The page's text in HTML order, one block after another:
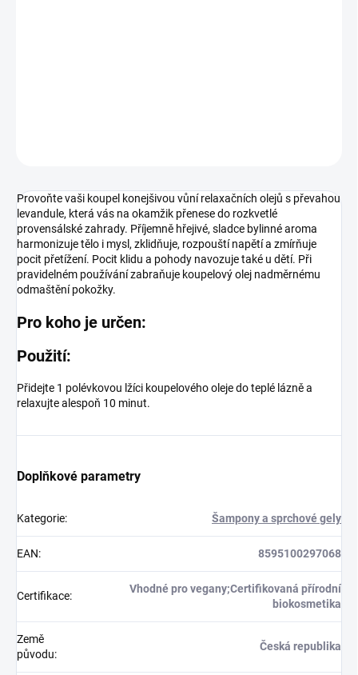
Provoňte vaši koupel konejšivou vůní relaxačních olejů s převahou
levandule, která vás na okamžik přenese do rozkvetlé
provensálské zahrady. Příjemně hřejivé, sladce bylinné aroma
harmonizuje tělo i mysl, zklidňuje, rozpouští napětí a zmírňuje
pocit přetížení. Pocit klidu a pohody navozuje také u dětí. Při
pravidelném používání zabraňuje koupelový olej nadměrnému
odmaštění pokožky.
Pro koho je určen:
Použití:
Přidejte 1 polévkovou lžíci koupelového oleje do teplé lázně a
relaxujte alespoň 10 minut.
Doplňkové parametry
Kategorie: Šampony a sprchové gely
EAN: 8595100297068
Certifikace:
Vhodné pro vegany;Certifikovaná přírodní
biokosmetika
Země
původu:
Česká republika